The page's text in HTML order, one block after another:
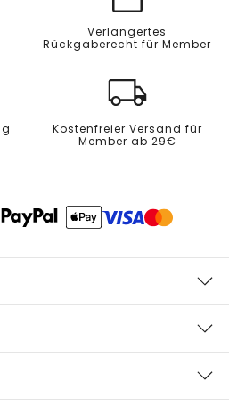
Verlängertes
Rückgaberecht für Member
Kostenfreier Versand für
Member ab 29€